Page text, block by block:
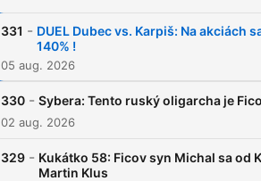
331 - DUEL Dubec vs. Karpiš: Na akciách
140% !
05 aug. 2026
330 - Sybera: Tento ruský oligarcha je
02 aug. 2026
329 - Kukátko 58: Ficov syn Michal sa od
Martin Klus